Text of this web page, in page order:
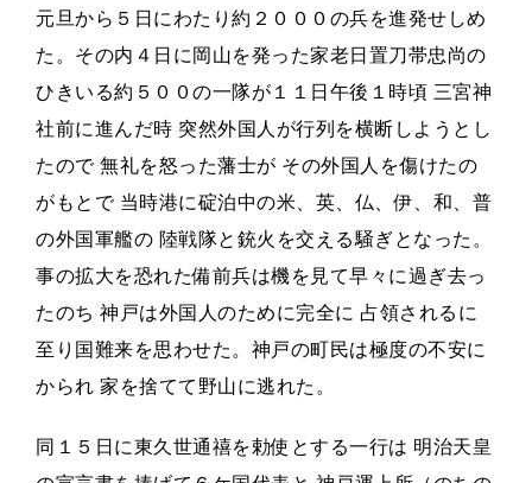
元旦から５日にわたり約２０００の兵を進発せしめ
た。その内４日に岡山を発った家老日置刀帯忠尚の
ひきいる約５００の一隊が１１日午後１時頃 三宮神
社前に進んだ時 突然外国人が行列を横断しようとし
たので 無礼を怒った藩士が その外国人を傷けたの
がもとで 当時港に碇泊中の米、英、仏、伊、和、普
の外国軍艦の 陸戦隊と銃火を交える騒ぎとなった。
事の拡大を恐れた備前兵は機を見て早々に過ぎ去っ
たのち 神戸は外国人のために完全に 占領されるに
至り国難来を思わせた。神戸の町民は極度の不安に
かられ 家を捨てて野山に逃れた。
同１５日に東久世通禧を勅使とする一行は 明治天皇